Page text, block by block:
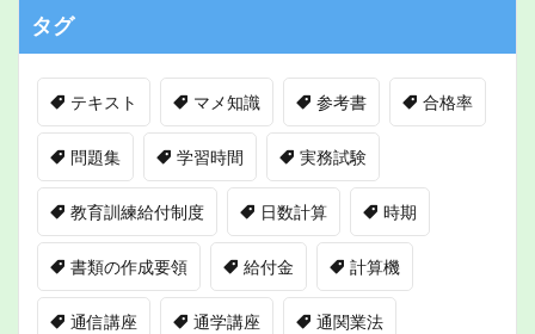
タグ
テキスト マメ知識 参考書 合格率
問題集 学習時間 実務試験
教育訓練給付制度 日数計算 時期
書類の作成要領 給付金 計算機
通信講座 通学講座 通関業法